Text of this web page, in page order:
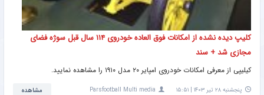
کلیپ دیده نشده از امکانات فوق العاده خودروی ۱۱۴ سال قبل سوژه فضای
مجازی شد + سند
کیلیپی از معرفی امکانات خودروی امپایر ۲۰ مدل ۱۹۱۰ را مشاهده نمایید.
پنجشنبه ۲۸ تیر ۱۴۰۳ | ۱۵:۵۱ Parsfootball Multi media مشاهده